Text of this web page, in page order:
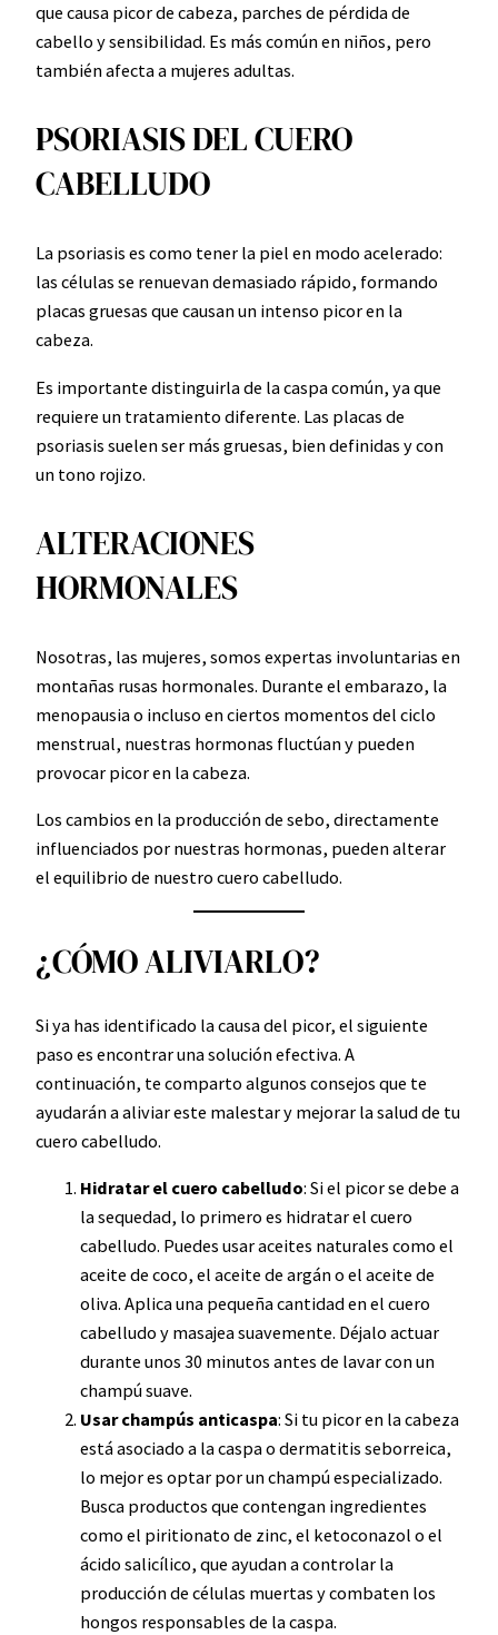
que causa picor de cabeza, parches de pérdida de
cabello y sensibilidad. Es más común en niños, pero
también afecta a mujeres adultas.
PSORIASIS DEL CUERO
CABELLUDO
La psoriasis es como tener la piel en modo acelerado:
las células se renuevan demasiado rápido, formando
placas gruesas que causan un intenso picor en la
cabeza.
Es importante distinguirla de la caspa común, ya que
requiere un tratamiento diferente. Las placas de
psoriasis suelen ser más gruesas, bien definidas y con
un tono rojizo.
ALTERACIONES
HORMONALES
Nosotras, las mujeres, somos expertas involuntarias en
montañas rusas hormonales. Durante el embarazo, la
menopausia o incluso en ciertos momentos del ciclo
menstrual, nuestras hormonas fluctúan y pueden
provocar picor en la cabeza.
Los cambios en la producción de sebo, directamente
influenciados por nuestras hormonas, pueden alterar
el equilibrio de nuestro cuero cabelludo.
¿CÓMO ALIVIARLO?
Si ya has identificado la causa del picor, el siguiente
paso es encontrar una solución efectiva. A
continuación, te comparto algunos consejos que te
ayudarán a aliviar este malestar y mejorar la salud de tu
cuero cabelludo.
Hidratar el cuero cabelludo: Si el picor se debe a
la sequedad, lo primero es hidratar el cuero
cabelludo. Puedes usar aceites naturales como el
aceite de coco, el aceite de argán o el aceite de
oliva. Aplica una pequeña cantidad en el cuero
cabelludo y masajea suavemente. Déjalo actuar
durante unos 30 minutos antes de lavar con un
champú suave.
Usar champús anticaspa: Si tu picor en la cabeza
está asociado a la caspa o dermatitis seborreica,
lo mejor es optar por un champú especializado.
Busca productos que contengan ingredientes
como el piritionato de zinc, el ketoconazol o el
ácido salicílico, que ayudan a controlar la
producción de células muertas y combaten los
hongos responsables de la caspa.